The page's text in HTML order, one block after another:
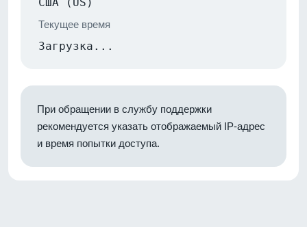
Текущее время
Загрузка...
При обращении в службу поддержки
рекомендуется указать отображаемый IP-адрес
и время попытки доступа.